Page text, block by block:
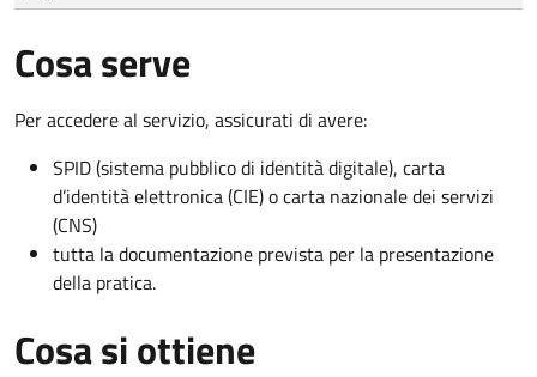
Cosa serve
Per accedere al servizio, assicurati di avere:
SPID (sistema pubblico di identità digitale), carta
d’identità elettronica (CIE) o carta nazionale dei servizi
(CNS)
tutta la documentazione prevista per la presentazione
della pratica.
Cosa si ottiene